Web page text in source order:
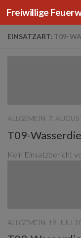
Zum Inhalt
Freiwillige
EINSATZART: T09-
ALLGEMEIN 7.
T09-
Kein Einsatzbericht
ALLGEMEIN 19. JULI